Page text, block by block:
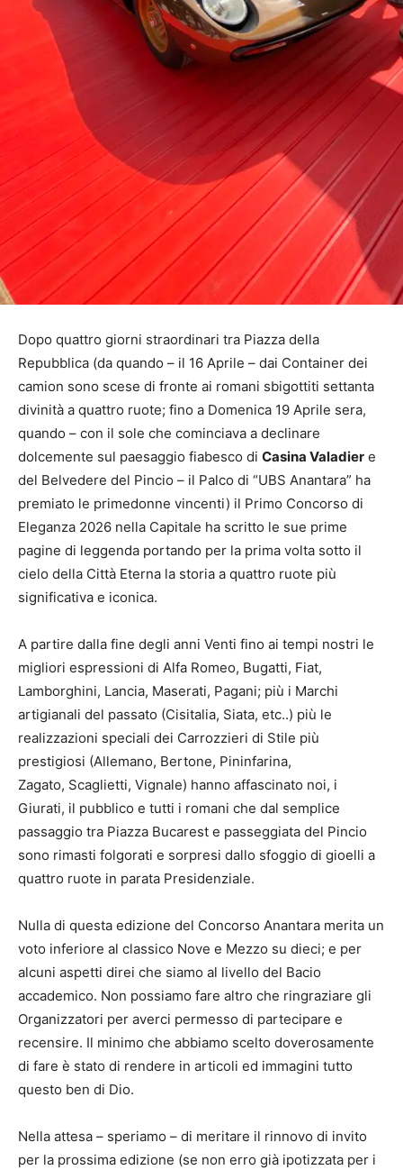
Dopo quattro giorni straordinari tra Piazza della
Repubblica (da quando – il 16 Aprile – dai Container dei
camion sono scese di fronte ai romani sbigottiti settanta
divinità a quattro ruote; fino a Domenica 19 Aprile sera,
quando – con il sole che cominciava a declinare
dolcemente sul paesaggio fiabesco di Casina Valadier e
del Belvedere del Pincio – il Palco di “UBS Anantara” ha
premiato le primedonne vincenti) il Primo Concorso di
Eleganza 2026 nella Capitale ha scritto le sue prime
pagine di leggenda portando per la prima volta sotto il
cielo della Città Eterna la storia a quattro ruote più
significativa e iconica.
A partire dalla fine degli anni Venti fino ai tempi nostri le
migliori espressioni di Alfa Romeo, Bugatti, Fiat,
Lamborghini, Lancia, Maserati, Pagani; più i Marchi
artigianali del passato (Cisitalia, Siata, etc..) più le
realizzazioni speciali dei Carrozzieri di Stile più
prestigiosi (Allemano, Bertone, Pininfarina,
Zagato, Scaglietti, Vignale) hanno affascinato noi, i
Giurati, il pubblico e tutti i romani che dal semplice
passaggio tra Piazza Bucarest e passeggiata del Pincio
sono rimasti folgorati e sorpresi dallo sfoggio di gioelli a
quattro ruote in parata Presidenziale.
Nulla di questa edizione del Concorso Anantara merita un
voto inferiore al classico Nove e Mezzo su dieci; e per
alcuni aspetti direi che siamo al livello del Bacio
accademico. Non possiamo fare altro che ringraziare gli
Organizzatori per averci permesso di partecipare e
recensire. Il minimo che abbiamo scelto doverosamente
di fare è stato di rendere in articoli ed immagini tutto
questo ben di Dio.
Nella attesa – speriamo – di meritare il rinnovo di invito
per la prossima edizione (se non erro già ipotizzata per i